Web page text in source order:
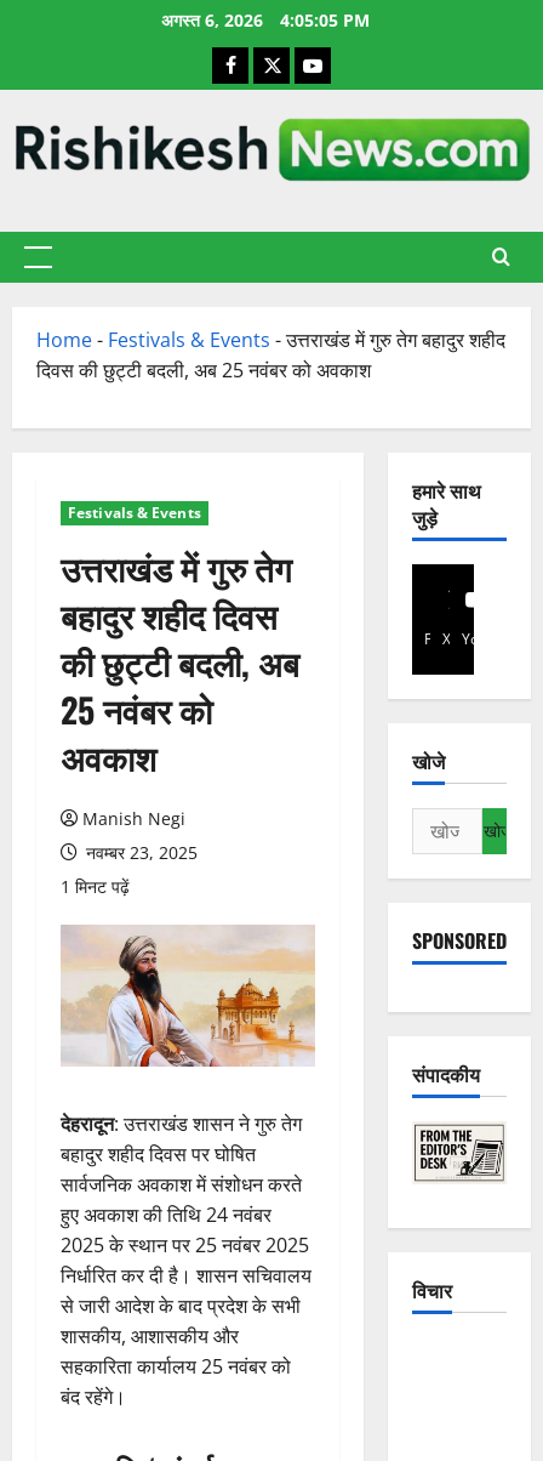
अगस्त 6, 2026 4:05:05 PM
Facebook
X YouTube
प्राथमिक
Home- Festivals & Events -उत्तराखंड में गुरु तेग बहादुर शहीद
दिवस की छुट्टी बदली, अब 25 नवंबर को अवकाश
Festivals & Events
उत्तराखंड में गुरु तेग
बहादुर शहीद दिवस
की छुट्टी बदली, अब
25 नवंबर को
अवकाश
Manish Negi
नवम्बर 23, 2025
1 मिनट पढ़ें
देहरादून: उत्तराखंड शासन ने गुरु तेग
बहादुर शहीद दिवस पर घोषित
सार्वजनिक अवकाश में संशोधन करते
हुए अवकाश की तिथि 24 नवंबर
2025 के स्थान पर 25 नवंबर 2025
निर्धारित कर दी है। शासन सचिवालय
से जारी आदेश के बाद प्रदेश के सभी
शासकीय, आशासकीय और
सहकारिता कार्यालय 25 नवंबर को
बंद रहेंगे।
हमारे साथ
जुड़े
Facebook
X YouTube
खोजे
निम्न
को
खोजें:
SPONSORED
संपादकीय
विचार